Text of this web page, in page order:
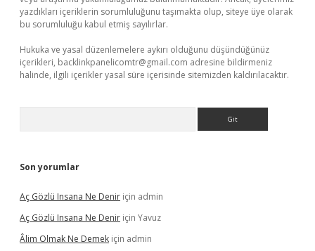
yazdıkları içeriklerin sorumluluğunu taşımakta olup, siteye üye olarak
bu sorumluluğu kabul etmiş sayılırlar.
Hukuka ve yasal düzenlemelere aykırı olduğunu düşündüğünüz
içerikleri, backlinkpanelicomtr@gmail.com adresine bildirmeniz
halinde, ilgili içerikler yasal süre içerisinde sitemizden kaldırılacaktır.
Son yorumlar
Aç Gözlü Insana Ne Denir için admin
Aç Gözlü Insana Ne Denir için Yavuz
Âlim Olmak Ne Demek için admin